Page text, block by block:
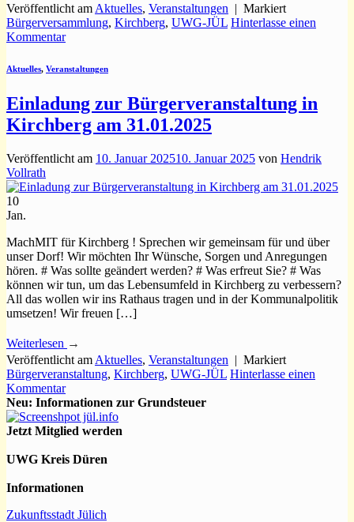
Veröffentlicht am Aktuelles, Veranstaltungen | Markiert
Bürgerversammlung, Kirchberg, UWG-JÜL Hinterlasse einen
Kommentar
Aktuelles, Veranstaltungen
Einladung zur Bürgerveranstaltung in
Kirchberg am 31.01.2025
Veröffentlicht am 10. Januar 202510. Januar 2025 von Hendrik
Vollrath
10
Jan.
MachMIT für Kirchberg ! Sprechen wir gemeinsam für und über
unser Dorf! Wir möchten Ihr Wünsche, Sorgen und Anregungen
hören. # Was sollte geändert werden? # Was erfreut Sie? # Was
können wir tun, um das Lebensumfeld in Kirchberg zu verbessern?
All das wollen wir ins Rathaus tragen und in der Kommunalpolitik
umsetzen! Wir freuen […]
Weiterlesen →
Veröffentlicht am Aktuelles, Veranstaltungen | Markiert
Bürgerveranstaltung, Kirchberg, UWG-JÜL Hinterlasse einen
Kommentar
Neu: Informationen zur Grundsteuer
Jetzt Mitglied werden
UWG Kreis Düren
Informationen
Zukunftsstadt Jülich